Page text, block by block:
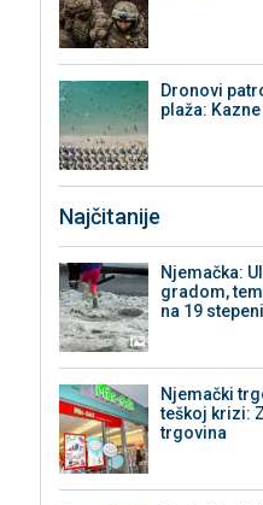
Dronovi
plaža:
Najčitanije
Njemačka:
gradom,
na 19 stepeni
Njemački
teškoj krizi:
trgovina